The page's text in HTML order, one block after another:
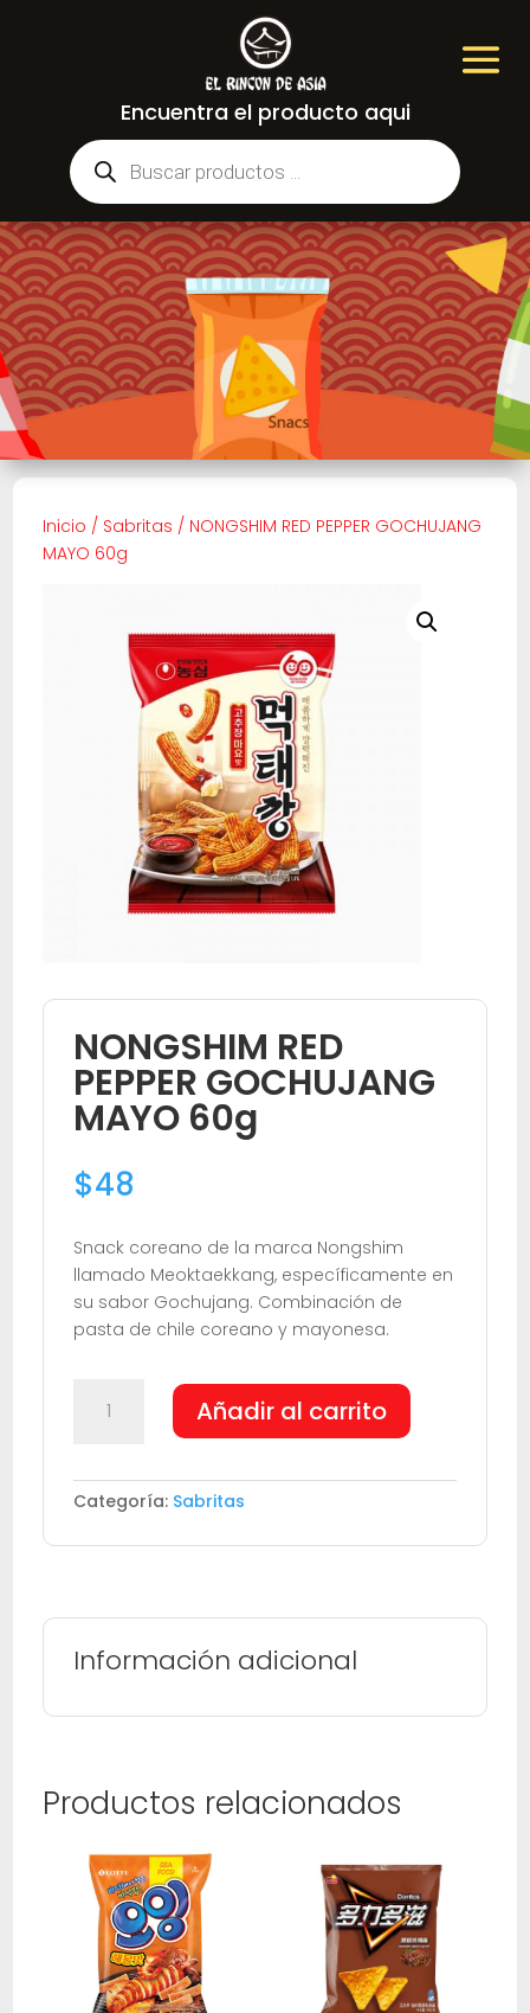
Encuentra el producto aqui
Búsqueda
de
productos
Inicio / Sabritas / NONGSHIM RED PEPPER GOCHUJANG
MAYO 60g
NONGSHIM RED
PEPPER GOCHUJANG
MAYO 60g
$48
Snack coreano de la marca Nongshim
llamado Meoktaekkang, específicamente en
su sabor Gochujang. Combinación de
pasta de chile coreano y mayonesa.
MAYO
cantidad
Añadir al carrito
Categoría: Sabritas
Información adicional
Productos relacionados